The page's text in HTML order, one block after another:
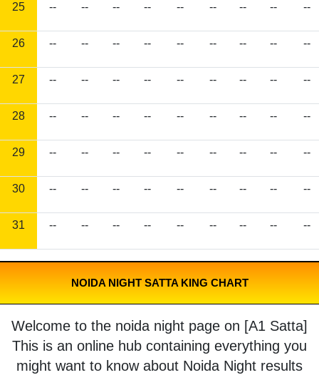
25 -- -- -- -- -- -- -- -- --
26 -- -- -- -- -- -- -- -- --
27 -- -- -- -- -- -- -- -- --
28 -- -- -- -- -- -- -- -- --
29 -- -- -- -- -- -- -- -- --
30 -- -- -- -- -- -- -- -- --
31 -- -- -- -- -- -- -- -- --
NOIDA NIGHT SATTA KING CHART
Welcome to the noida night page on [A1 Satta]
This is an online hub containing everything you
might want to know about Noida Night results